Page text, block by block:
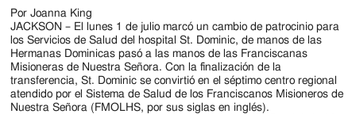
of
Jackson
Since
1954
Por Joanna King
JACKSON – El lunes 1 de julio marcó un cambio de patrocinio para
los Servicios de Salud del hospital St. Dominic, de manos de las
Hermanas Dominicas pasó a las manos de las Franciscanas
Misioneras de Nuestra Señora. Con la finalización de la
transferencia, St. Dominic se convirtió en el séptimo centro regional
atendido por el Sistema de Salud de los Franciscanos Misioneros de
Nuestra Señora (FMOLHS, por sus siglas en inglés).